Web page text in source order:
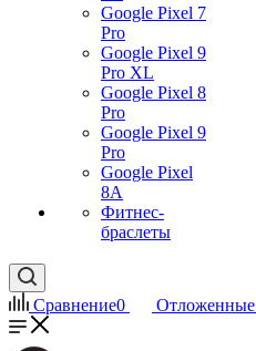
Google Pixel 7
Pro
Google Pixel 9
Pro XL
Google Pixel 8
Pro
Google Pixel 9
Pro
Google Pixel
8A
Фитнес-
браслеты
Сравнение0 Отложенные